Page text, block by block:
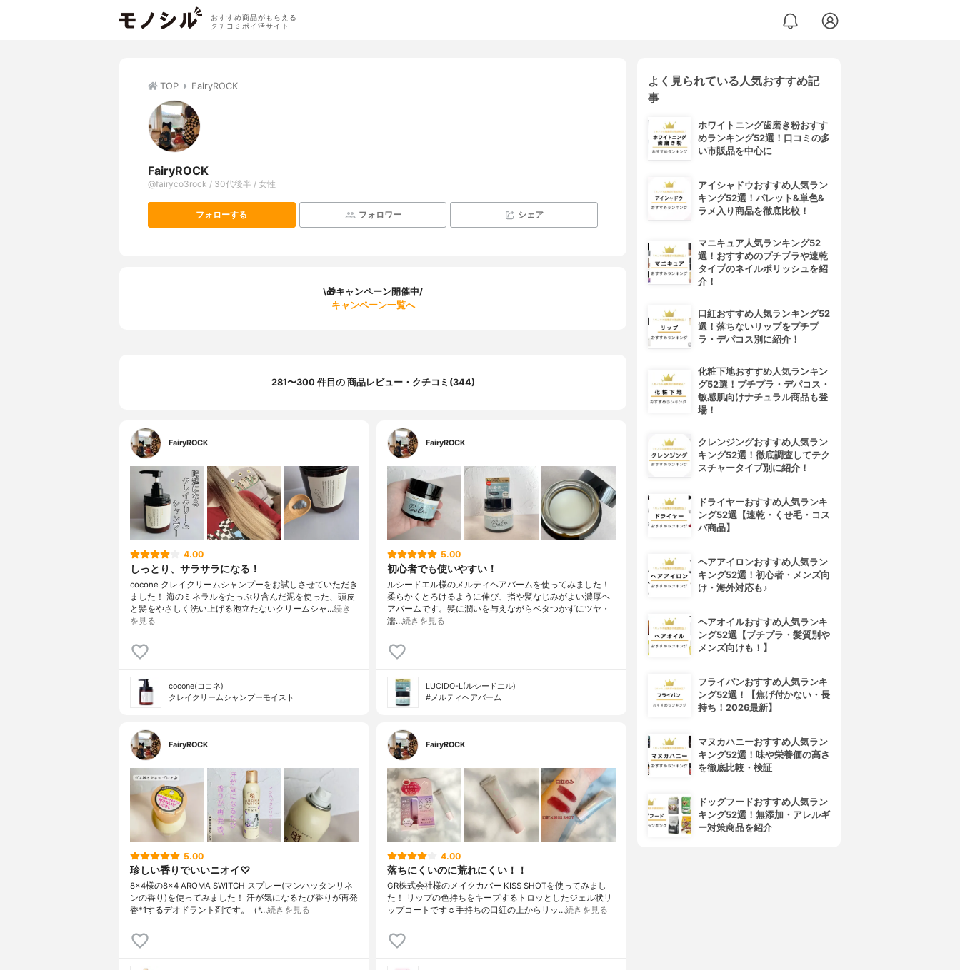
おすすめ商品がもらえる
クチコミポイ活サイト
TOP FairyROCK
FairyROCK
@fairyco3rock / 30代後半 / 女性
フォローする フォロワー シェア
\🎁キャンペーン開催中/
キャンペーン一覧へ
281〜300 件目の 商品レビュー・クチコミ(344)
FairyROCK
4.00
しっとり、サラサラになる！
cocone クレイクリームシャンプーをお試しさせていただき
ました！ 海のミネラルをたっぷり含んだ泥を使った、頭皮
と髪をやさしく洗い上げる泡立たないクリームシャ…続き
を見る
cocone(ココネ)
クレイクリームシャンプーモイスト
FairyROCK
5.00
初心者でも使いやすい！
ルシードエル様のメルティヘアバームを使ってみました！
柔らかくとろけるように伸び、指や髪なじみがよい濃厚ヘ
アバームです。髪に潤いを与えながらベタつかずにツヤ・
濡…続きを見る
LUCIDO-L(ルシードエル)
#メルティヘアバーム
FairyROCK
5.00
珍しい香りでいいニオイ♡
8×4様の8×4 AROMA SWITCH スプレー(マンハッタンリネ
ンの香り)を使ってみました！ 汗が気になるたび香りが再発
香*1するデオドラント剤です。（*…続きを見る
FairyROCK
4.00
落ちにくいのに荒れにくい！！
GR株式会社様のメイクカバー KISS SHOTを使ってみまし
た！ リップの色持ちをキープするトロッとしたジェル状リ
ップコートです☺︎︎手持ちの口紅の上からリッ…続きを見る
よく見られている人気おすすめ記
事
ホワイトニング歯磨き粉おすす
めランキング52選！口コミの多
い市販品を中心に
アイシャドウおすすめ人気ラン
キング52選！パレット&単色&
ラメ入り商品を徹底比較！
マニキュア人気ランキング52
選！おすすめのプチプラや速乾
タイプのネイルポリッシュを紹
介！
口紅おすすめ人気ランキング52
選！落ちないリップをプチプ
ラ・デパコス別に紹介！
化粧下地おすすめ人気ランキン
グ52選！プチプラ・デパコス・
敏感肌向けナチュラル商品も登
場！
クレンジングおすすめ人気ラン
キング52選！徹底調査してテク
スチャータイプ別に紹介！
ドライヤーおすすめ人気ランキ
ング52選【速乾・くせ毛・コス
パ商品】
ヘアアイロンおすすめ人気ラン
キング52選！初心者・メンズ向
け・海外対応も♪
ヘアオイルおすすめ人気ランキ
ング52選【プチプラ・髪質別や
メンズ向けも！】
フライパンおすすめ人気ランキ
ング52選！【焦げ付かない・長
持ち！2026最新】
マヌカハニーおすすめ人気ラン
キング52選！味や栄養価の高さ
を徹底比較・検証
ドッグフードおすすめ人気ラン
キング52選！無添加・アレルギ
ー対策商品を紹介